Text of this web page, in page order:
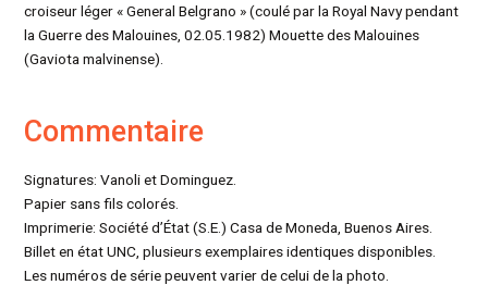
croiseur léger « General Belgrano » (coulé par la Royal Navy pendant
la Guerre des Malouines, 02.05.1982) Mouette des Malouines
(Gaviota malvinense).
Commentaire
Signatures: Vanoli et Dominguez.
Papier sans fils colorés.
Imprimerie: Société d’État (S.E.) Casa de Moneda, Buenos Aires.
Billet en état UNC, plusieurs exemplaires identiques disponibles.
Les numéros de série peuvent varier de celui de la photo.